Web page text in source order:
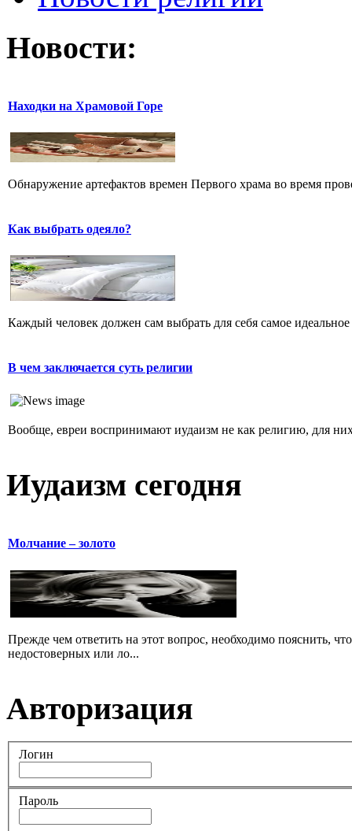
Новости:
Находки на Храмовой Горе
Обнаружение артефактов времен Первого храма во время
Как выбрать одеяло?
Каждый человек должен сам выбрать для себя самое
В чем заключается суть религии
Вообще, евреи воспринимают иудаизм не как религию, для
Иудаизм сегодня
Молчание – золото
Прежде чем ответить на этот вопрос, необходимо пояснить,
недостоверных или ло...
Авторизация
Логин
Пароль